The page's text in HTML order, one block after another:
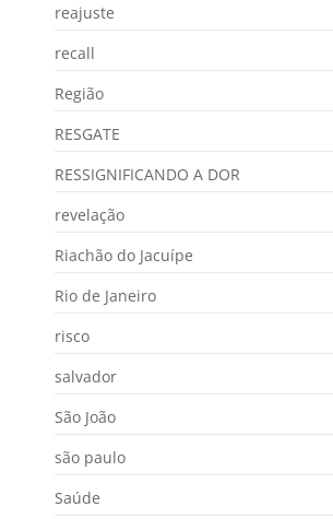
reajuste
recall
Região
RESGATE
RESSIGNIFICANDO A DOR
revelação
Riachão do Jacuípe
Rio de Janeiro
risco
salvador
São João
são paulo
Saúde